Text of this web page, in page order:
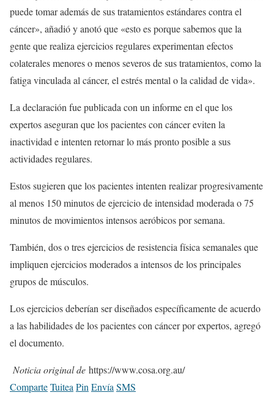
puede tomar además de sus tratamientos estándares contra el
cáncer», añadió y anotó que «esto es porque sabemos que la
gente que realiza ejercicios regulares experimentan efectos
colaterales menores o menos severos de sus tratamientos, como la
fatiga vinculada al cáncer, el estrés mental o la calidad de vida».
La declaración fue publicada con un informe en el que los
expertos aseguran que los pacientes con cáncer eviten la
inactividad e intenten retornar lo más pronto posible a sus
actividades regulares.
Estos sugieren que los pacientes intenten realizar progresivamente
al menos 150 minutos de ejercicio de intensidad moderada o 75
minutos de movimientos intensos aeróbicos por semana.
También, dos o tres ejercicios de resistencia física semanales que
impliquen ejercicios moderados a intensos de los principales
grupos de músculos.
Los ejercicios deberían ser diseñados específicamente de acuerdo
a las habilidades de los pacientes con cáncer por expertos, agregó
el documento.
Noticia original de https://www.cosa.org.au/
ComparteTuitea Pin Envía SMS